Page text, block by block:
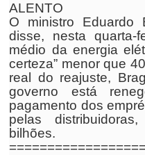
ALENTO
O ministro Eduardo
disse, nesta
médio da energia
certeza” menor que
real do reajuste,
governo está
pagamento dos
pelas
bilhões.